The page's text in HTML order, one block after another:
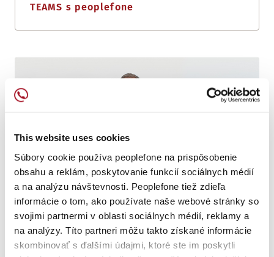
This website uses cookies
Súbory cookie používa peoplefone na prispôsobenie
obsahu a reklám, poskytovanie funkcií sociálnych médií
a na analýzu návštevnosti. Peoplefone tiež zdieľa
informácie o tom, ako používate naše webové stránky so
svojimi partnermi v oblasti sociálnych médií, reklamy a
na analýzy. Títo partneri môžu takto získané informácie
skombinovať s ďalšími údajmi, ktoré ste im poskytli
TEAMS s peoplefone
OPAKOVANE VYHRÁVA OCENENIE